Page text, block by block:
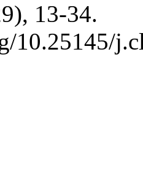
13-34.
10.25145/